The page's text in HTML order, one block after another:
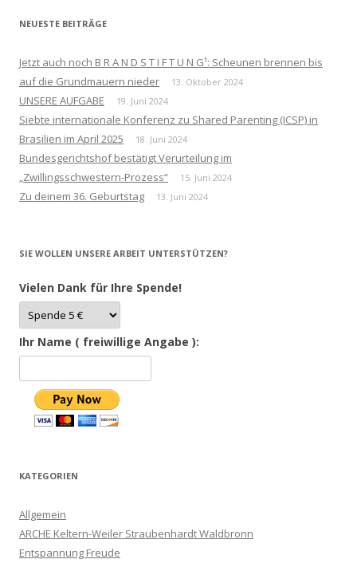
NEUESTE BEITRÄGE
Jetzt auch noch B R A N D S T I F T U N G¹: Scheunen brennen bis
auf die Grundmauern nieder
13. Oktober 2024
UNSERE AUFGABE 19. Juni 2024
Siebte internationale Konferenz zu Shared Parenting (ICSP) in
Brasilien im April 2025
18. Juni 2024
Bundesgerichtshof bestätigt Verurteilung im
„Zwillingsschwestern-Prozess“
15. Juni 2024
Zu deinem 36. Geburtstag 13. Juni 2024
SIE WOLLEN UNSERE ARBEIT UNTERSTÜTZEN?
Vielen Dank für Ihre Spende!
Ihr Name ( freiwillige Angabe ):
KATEGORIEN
Allgemein
ARCHE Keltern-Weiler Straubenhardt Waldbronn
Entspannung Freude